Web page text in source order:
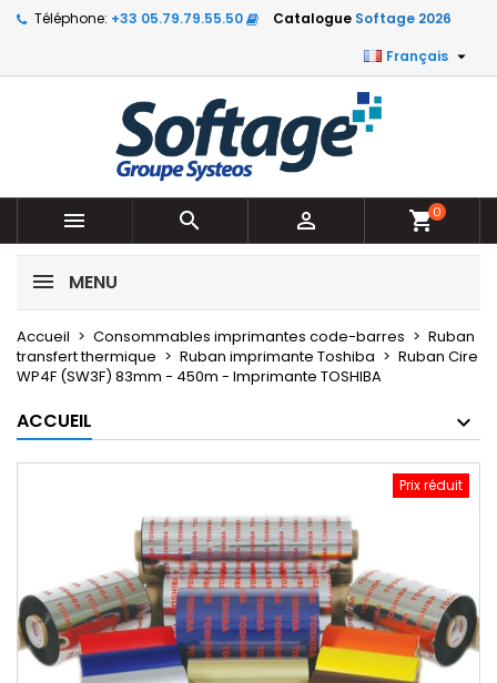
Téléphone: +33 05.79.79.55.50 Catalogue Softage 2026
Français 
   shopping_cart0
MENU
Accueil Consommables imprimantes code-barres
Ruban
transfert thermique
Ruban imprimante Toshiba
Ruban Cire
WP4F (SW3F) 83mm - 450m - Imprimante TOSHIBA
ACCUEIL
Prix réduit